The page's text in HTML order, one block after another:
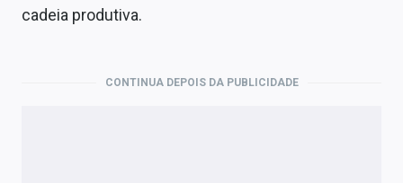
cadeia produtiva.
CONTINUA DEPOIS DA PUBLICIDADE